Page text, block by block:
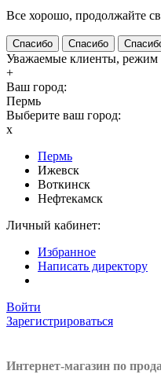
Все хорошо, продолжайте
Спасибо Спасибо
Уважаемые клиенты, режим
+
Ваш город:
Пермь
Выберите ваш город:
x
Пермь
Ижевск
Воткинск
Нефтекамск
Личный кабинет:
Избранное
Написать директору
Войти
Зарегистрироваться
Интернет-магазин по